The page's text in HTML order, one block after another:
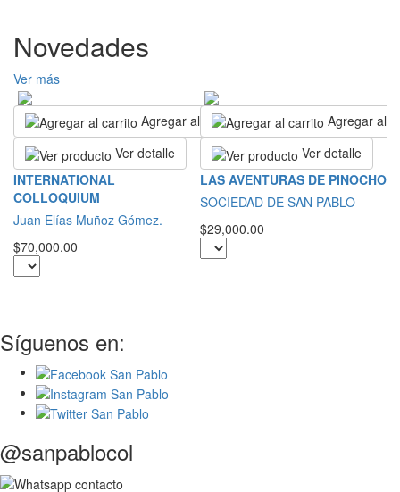
Novedades
Ver más
Agregar al carrito
Ver detalle
INTERNATIONAL
COLLOQUIUM
Juan Elías Muñoz Gómez.
$70,000.00
Agregar al
Ver detalle
LAS AVENTURAS DE PINOCHO
SOCIEDAD DE SAN PABLO
$29,000.00
Síguenos en:
@sanpablocol